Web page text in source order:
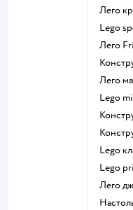
Лего
Lego
Лего
Лего
Lego
Lego
Lego
Лего